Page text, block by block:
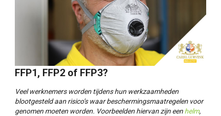
FFP1, FFP2 of FFP3?
Veel werknemers worden tijdens hun werkzaamheden
blootgesteld aan risico’s waar beschermingsmaatregelen voor
genomen moeten worden. Voorbeelden hiervan zijn een helm,